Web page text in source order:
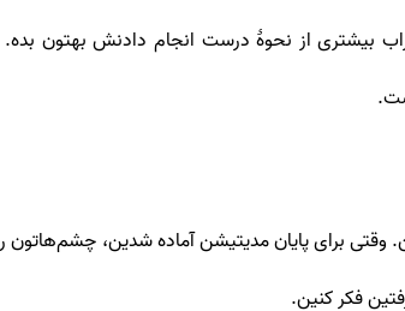
بیشتری از نحوۀ درست انجام دادنش بهتون بده.
برای پایان مدیتیشن آماده شدین، چشم‌هاتون
فکر کنین.